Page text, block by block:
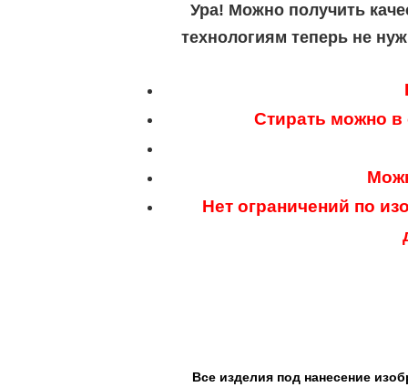
Ура! Можно получить
технологиям теперь не
Стирать можно в
Нет ограничений по
Все изделия под нанесение